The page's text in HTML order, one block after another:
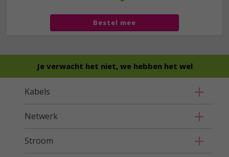
Bestel mee
Je verwacht het niet, we hebben het wel
Kabels
Netwerk
Stroom